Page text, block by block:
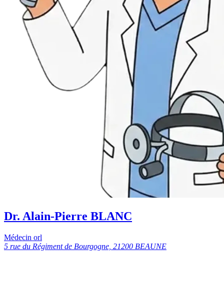
Dr. Alain-Pierre BLANC
Médecin orl
5 rue du Régiment de Bourgogne, 21200 BEAUNE